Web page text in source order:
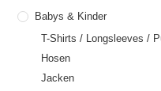
Babys & Kinder
T-Shirts / Longsleeves /
Hosen
Jacken